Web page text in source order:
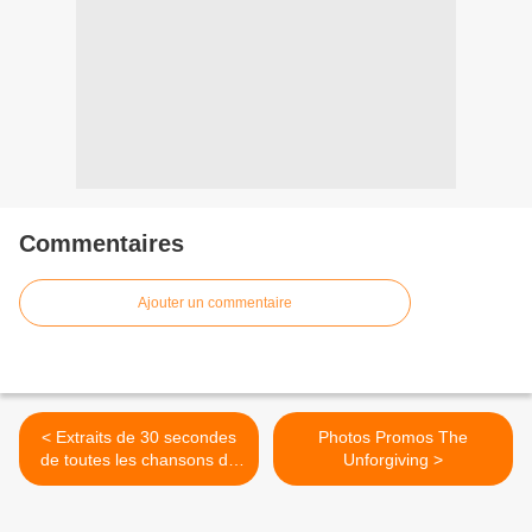
Commentaires
Ajouter un commentaire
< Extraits de 30 secondes
de toutes les chansons de
"The Unforgiving"
Photos Promos The
Unforgiving >